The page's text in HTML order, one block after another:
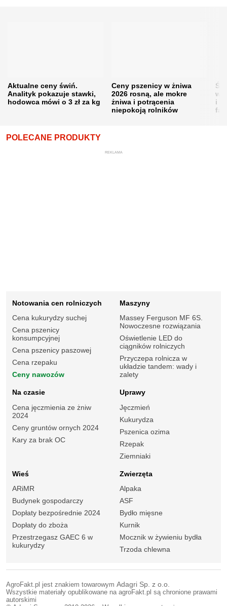
Aktualne ceny świń.
Analityk pokazuje stawki,
hodowca mówi o 3 zł za kg
Ceny pszenicy w żniwa
2026 rosną, ale mokre
żniwa i potrącenia
niepokoją rolników
i
POLECANE PRODUKTY
REKLAMA
Notowania cen rolniczych
Cena kukurydzy suchej
Cena pszenicy
konsumpcyjnej
Cena pszenicy paszowej
Cena rzepaku
Ceny nawozów
Maszyny
Massey Ferguson MF 6S.
Nowoczesne rozwiązania
Oświetlenie LED do
ciągników rolniczych
Przyczepa rolnicza w
układzie tandem: wady i
zalety
Na czasie
Cena jęczmienia ze żniw
2024
Ceny gruntów ornych 2024
Kary za brak OC
Uprawy
Jęczmień
Kukurydza
Pszenica ozima
Rzepak
Ziemniaki
Wieś
ARiMR
Budynek gospodarczy
Dopłaty bezpośrednie 2024
Dopłaty do zboża
Przestrzegasz GAEC 6 w
kukurydzy
Zwierzęta
Alpaka
ASF
Bydło mięsne
Kurnik
Mocznik w żywieniu bydła
Trzoda chlewna
AgroFakt.pl jest znakiem towarowym Adagri Sp. z o.o.
Wszystkie materiały opublikowane na agroFakt.pl są chronione prawami
autorskimi